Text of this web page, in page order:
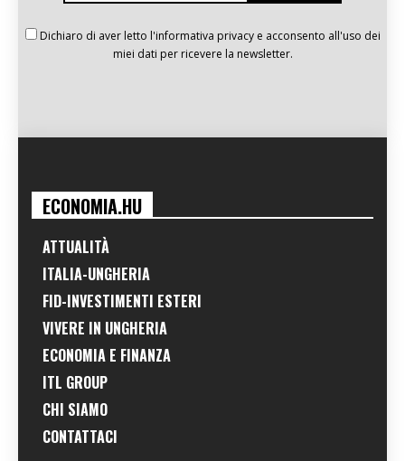
Dichiaro di aver letto l'informativa privacy e acconsento all'uso dei
miei dati per ricevere la newsletter.
ECONOMIA.HU
ATTUALITÀ
ITALIA-UNGHERIA
FID-INVESTIMENTI ESTERI
VIVERE IN UNGHERIA
ECONOMIA E FINANZA
ITL GROUP
CHI SIAMO
CONTATTACI